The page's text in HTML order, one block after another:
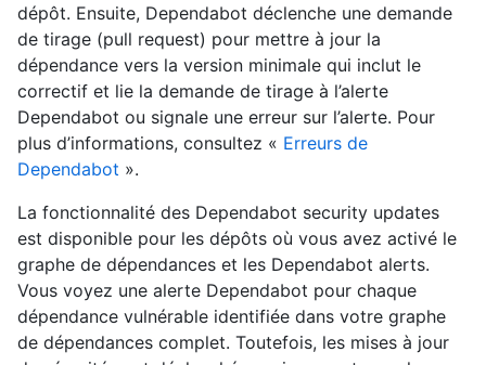
dépôt. Ensuite, Dependabot déclenche une demande
de tirage (pull request) pour mettre à jour la
dépendance vers la version minimale qui inclut le
correctif et lie la demande de tirage à l’alerte
Dependabot ou signale une erreur sur l’alerte. Pour
plus d’informations, consultez « Erreurs de
Dependabot ».
La fonctionnalité des Dependabot security updates
est disponible pour les dépôts où vous avez activé le
graphe de dépendances et les Dependabot alerts.
Vous voyez une alerte Dependabot pour chaque
dépendance vulnérable identifiée dans votre graphe
de dépendances complet. Toutefois, les mises à jour